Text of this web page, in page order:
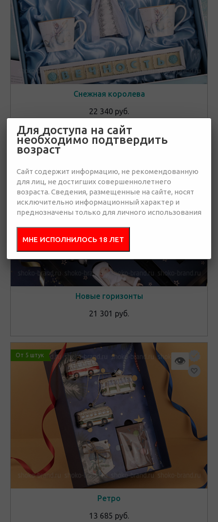
Снежная королева
22 340 руб.
От 10 штук
Новые горизонты
21 301 руб.
От 5 штук 👁
Ретро
13 685 руб.
Для доступа на сайт
необходимо подтвердить
возраст
Сайт содержит информацию, не рекомендованную
для лиц, не достигших совершеннолетнего
возраста. Сведения, размещенные на сайте, носят
исключительно информационный характер и
преднозначены только для личного использования
МНЕ ИСПОЛНИЛОСЬ 18 ЛЕТ